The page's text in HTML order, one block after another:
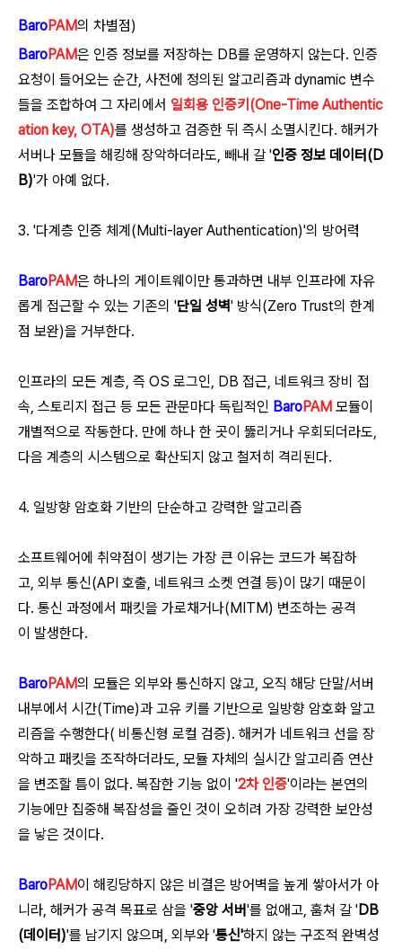
BaroPAM의 차별점)
BaroPAM은 인증 정보를 저장하는 DB를 운영하지 않는다. 인증
요청이 들어오는 순간, 사전에 정의된 알고리즘과 dynamic 변수
들을 조합하여 그 자리에서 일회용 인증키(One-Time Authentic
ation key, OTA)를 생성하고 검증한 뒤 즉시 소멸시킨다. 해커가
서버나 모듈을 해킹해 장악하더라도, 빼내 갈 '인증 정보 데이터(D
B)'가 아예 없다.
3. '다계층 인증 체계(Multi-layer Authentication)'의 방어력
BaroPAM은 하나의 게이트웨이만 통과하면 내부 인프라에 자유
롭게 접근할 수 있는 기존의 '단일 성벽' 방식(Zero Trust의 한계
점 보완)을 거부한다.
인프라의 모든 계층, 즉 OS 로그인, DB 접근, 네트워크 장비 접
속, 스토리지 접근 등 모든 관문마다 독립적인 BaroPAM 모듈이
개별적으로 작동한다. 만에 하나 한 곳이 뚫리거나 우회되더라도,
다음 계층의 시스템으로 확산되지 않고 철저히 격리된다.
4. 일방향 암호화 기반의 단순하고 강력한 알고리즘
소프트웨어에 취약점이 생기는 가장 큰 이유는 코드가 복잡하
고, 외부 통신(API 호출, 네트워크 소켓 연결 등)이 많기 때문이
다. 통신 과정에서 패킷을 가로채거나(MITM) 변조하는 공격
이 발생한다.
BaroPAM의 모듈은 외부와 통신하지 않고, 오직 해당 단말/서버
내부에서 시간(Time)과 고유 키를 기반으로 일방향 암호화 알고
리즘을 수행한다( 비통신형 로컬 검증). 해커가 네트워크 선을 장
악하고 패킷을 조작하더라도, 모듈 자체의 실시간 알고리즘 연산
을 변조할 틈이 없다. 복잡한 기능 없이 '2차 인증'이라는 본연의
기능에만 집중해 복잡성을 줄인 것이 오히려 가장 강력한 보안성
을 낳은 것이다.
BaroPAM이 해킹당하지 않은 비결은 방어벽을 높게 쌓아서가 아
니라, 해커가 공격 목표로 삼을 '중앙 서버'를 없애고, 훔쳐 갈 'DB
(데이터)'를 남기지 않으며, 외부와 '통신'하지 않는 구조적 완벽성